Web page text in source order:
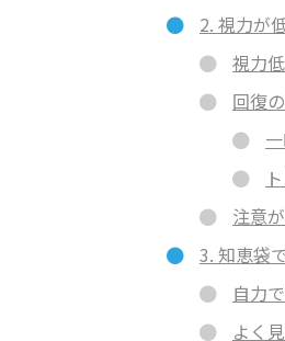
2. 視力が
視力
回復
注意
3. 知恵袋
自力
よく